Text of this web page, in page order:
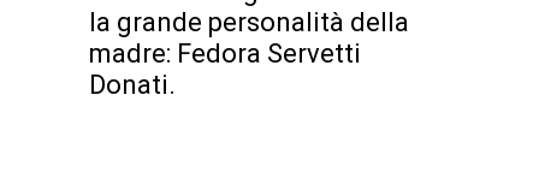
la grande personalità della
madre: Fedora Servetti
Donati.